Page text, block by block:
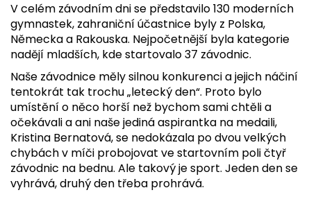
V celém závodním dni se představilo 130 moderních
gymnastek, zahraniční účastnice byly z Polska,
Německa a Rakouska. Nejpočetnější byla kategorie
nadějí mladších, kde startovalo 37 závodnic.
Naše závodnice měly silnou konkurenci a jejich náčiní
tentokrát tak trochu „letecký den“. Proto bylo
umístění o něco horší než bychom sami chtěli a
očekávali a ani naše jediná aspirantka na medaili,
Kristina Bernatová, se nedokázala po dvou velkých
chybách v míči probojovat ve startovním poli čtyř
závodnic na bednu. Ale takový je sport. Jeden den se
vyhrává, druhý den třeba prohrává.